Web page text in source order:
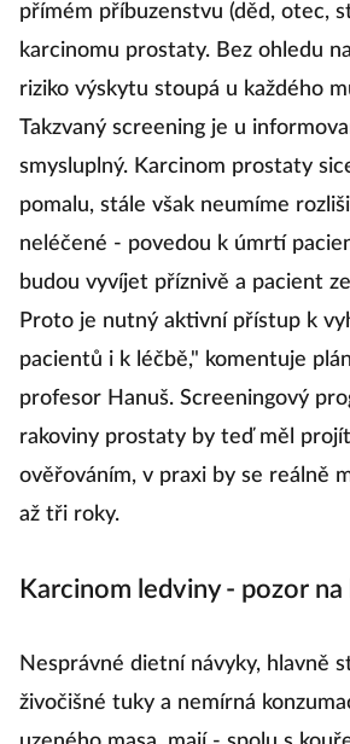
přímém příbuzenstvu (děd, otec,
karcinomu prostaty. Bez ohledu
riziko výskytu stoupá u každého
Takzvaný screening je u
smysluplný. Karcinom prostaty
pomalu, stále však neumíme
neléčené - povedou k úmrtí
budou vyvíjet příznivě a pacient
Proto je nutný aktivní přístup k
pacientů i k léčbě," komentuje
profesor Hanuš. Screeningový
rakoviny prostaty by teď měl
ověřováním, v praxi by se reálně
až tři roky.
Karcinom ledviny - pozor
Nesprávné dietní návyky, hlavně
živočišné tuky a nemírná